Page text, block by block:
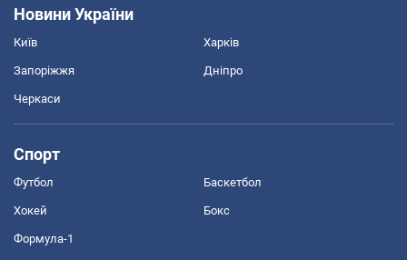
Новини України
Київ Харків
Запоріжжя Дніпро
Черкаси
Спорт
Футбол Баскетбол
Хокей Бокс
Формула-1